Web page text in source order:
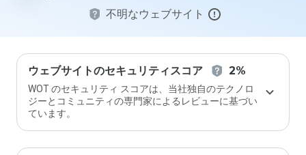
不明なウェブサイト
ウェブサイトのセキュリティスコア 2%
WOT のセキュリティ スコアは、当社独自のテクノロ
ジーとコミュニティの専門家によるレビューに基づい
ています。
に評
価し
ます
か？